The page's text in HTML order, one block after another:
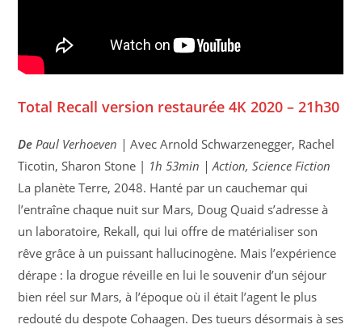
Total Recall version restaurée 4K 2020 – 21h30
DePaul Verhoeven |AvecArnold Schwarzenegger, Rachel
Ticotin, Sharon Stone | 1h 53min | Action, Science Fiction
La planète Terre, 2048. Hanté par un cauchemar qui
l’entraîne chaque nuit sur Mars, Doug Quaid s’adresse à
un laboratoire, Rekall, qui lui offre de matérialiser son
rêve grâce à un puissant hallucinogène. Mais l’expérience
dérape : la drogue réveille en lui le souvenir d’un séjour
bien réel sur Mars, à l’époque où il était l’agent le plus
redouté du despote Cohaagen. Des tueurs désormais à ses